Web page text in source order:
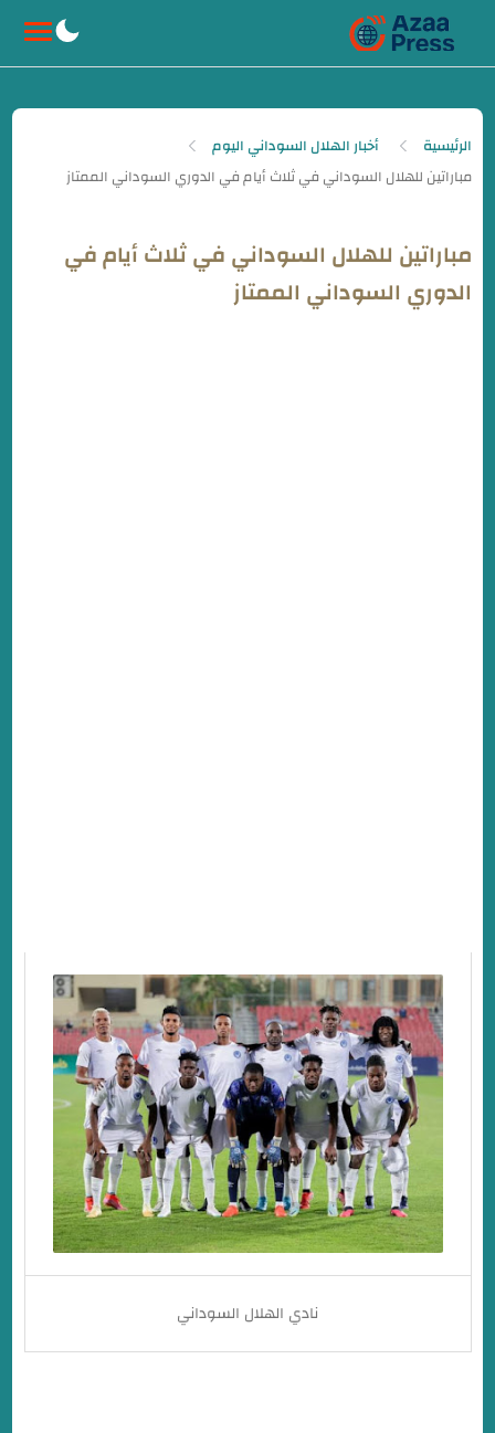
الرئيسية أخبار الهلال السوداني اليوم
مباراتين للهلال السوداني في ثلاث أيام في
الدوري السوداني الممتاز
نادي الهلال السوداني